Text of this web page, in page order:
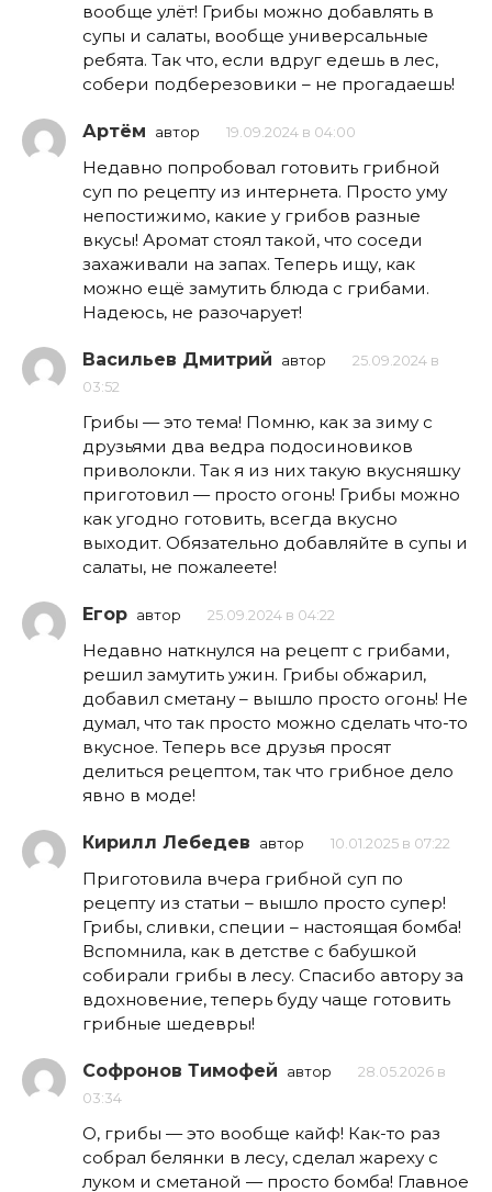
вообще улёт! Грибы можно добавлять в
супы и салаты, вообще универсальные
ребята. Так что, если вдруг едешь в лес,
собери подберезовики – не прогадаешь!
Артём автор 19.09.2024 в 04:00
Недавно попробовал готовить грибной
суп по рецепту из интернета. Просто уму
непостижимо, какие у грибов разные
вкусы! Аромат стоял такой, что соседи
захаживали на запах. Теперь ищу, как
можно ещё замутить блюда с грибами.
Надеюсь, не разочарует!
Васильев Дмитрий автор
25.09.2024 в
03:52
Грибы — это тема! Помню, как за зиму с
друзьями два ведра подосиновиков
приволокли. Так я из них такую вкусняшку
приготовил — просто огонь! Грибы можно
как угодно готовить, всегда вкусно
выходит. Обязательно добавляйте в супы и
салаты, не пожалеете!
Егор автор 25.09.2024 в 04:22
Недавно наткнулся на рецепт с грибами,
решил замутить ужин. Грибы обжарил,
добавил сметану – вышло просто огонь! Не
думал, что так просто можно сделать что-то
вкусное. Теперь все друзья просят
делиться рецептом, так что грибное дело
явно в моде!
Кирилл Лебедев автор 10.01.2025 в 07:22
Приготовила вчера грибной суп по
рецепту из статьи – вышло просто супер!
Грибы, сливки, специи – настоящая бомба!
Вспомнила, как в детстве с бабушкой
собирали грибы в лесу. Спасибо автору за
вдохновение, теперь буду чаще готовить
грибные шедевры!
Софронов Тимофей автор
28.05.2026 в
03:34
О, грибы — это вообще кайф! Как-то раз
собрал белянки в лесу, сделал жареху с
луком и сметаной — просто бомба! Главное